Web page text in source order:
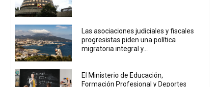
Las asociaciones judiciales y fiscales
progresistas piden una política
migratoria integral y...
El Ministerio de Educación,
Formación Profesional y Deportes